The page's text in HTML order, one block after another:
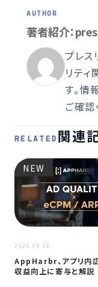
著者紹介：
プレス
リテ
す。情
ご確認
RELATED 関連
NEW
2026.08.08
AppHarbr、アプリ内
収益向上に寄与と解説